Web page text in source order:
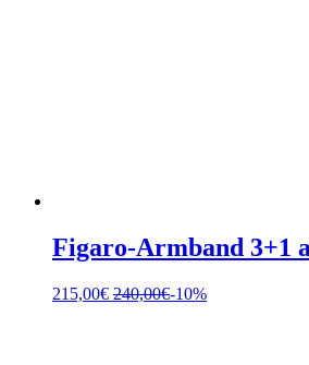
Figaro-Armband 3+1
215,00€ 240,00€-10%